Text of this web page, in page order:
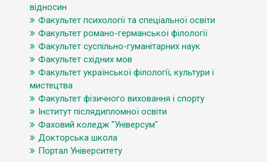
відносин
Факультет психології та спеціальної освіти
Факультет романо-германської філології
Факультет суспільно-гуманітарних наук
Факультет східних мов
Факультет української філології, культури і
мистецтва
Факультет фізичного виховання і спорту
Інститут післядипломної освіти
Фаховий коледж "Універсум"
Докторська школа
Портал Університету